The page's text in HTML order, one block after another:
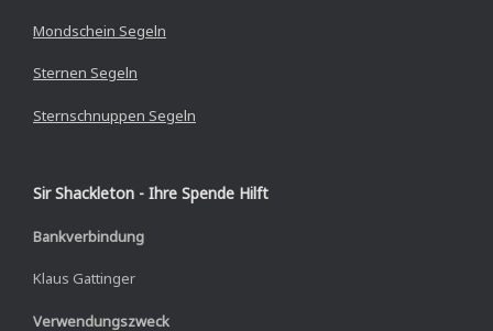
Mondschein Segeln
Sternen Segeln
Sternschnuppen Segeln
Sir Shackleton - Ihre Spende Hilft
Bankverbindung
Klaus Gattinger
Verwendungszweck